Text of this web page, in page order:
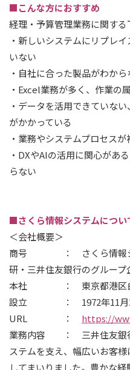
■こんな方におすすめ
経理・予算管理業務に関す
・新しいシステムにリプレ
いない
・自社に合った製品がわから
・Excel業務が多く、作業の
・データを活用できていな
がかかっている
・業務やシステムプロセス
・DXやAIの活用に関心があ
らない
■さくら情報システムについ
＜会社概要＞
商号 ： さくら情報シス
研・三井住友銀行のグループ
本社 ： 東京都港区白金
設立 ： 1972年11月
URL ： https://
業務内容 ： 三井住友銀行
ステムを支え、幅広いお客
してまいりました。豊かな経